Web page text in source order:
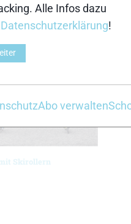
Skirollern
Alle Infos dazu
Datenschutzerklärung!
Abo verwalten